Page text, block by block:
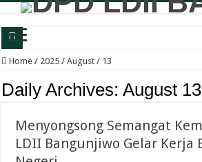
Wabup Bantul: Senam dan Bazar LDII Perkuat
Panewu Anom Sanden Buka CAI LDII Bantul,
Sambut Santri Baru, Pondok Pesantren Nur
LDII Tamantirto Gelar Festival Generus Sholeh,
Home / 2025 / August / 13
Daily Archives:August
Menyongsong Semangat
LDII Bangunjiwo Gelar Kerja